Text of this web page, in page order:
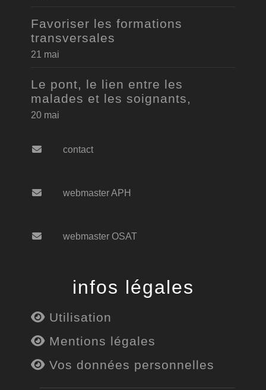
Favoriser les formations
transversales
21 mai
Le pont, le lien entre les
malades et les soignants,
20 mai
contact
webmaster APH
webmaster OSAT
infos légales
Utilisation
Mentions légales
Vos données personnelles